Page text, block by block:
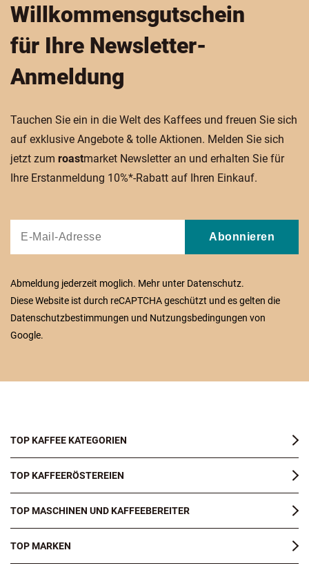
Willkommensgutschein
für Ihre Newsletter-
Anmeldung
Tauchen Sie ein in die Welt des Kaffees und freuen Sie sich
auf exklusive Angebote & tolle Aktionen. Melden Sie sich
jetzt zum roastmarket Newsletter an und erhalten Sie für
Ihre Erstanmeldung 10%*-Rabatt auf Ihren Einkauf.
Abonnieren
Abmeldung jederzeit moglich. Mehr unter Datenschutz.
Diese Website ist durch reCAPTCHA geschützt und es gelten die
Datenschutzbestimmungen und Nutzungsbedingungen von
Google.
TOP KAFFEE KATEGORIEN
TOP KAFFEERÖSTEREIEN
TOP MASCHINEN UND KAFFEEBEREITER
TOP MARKEN